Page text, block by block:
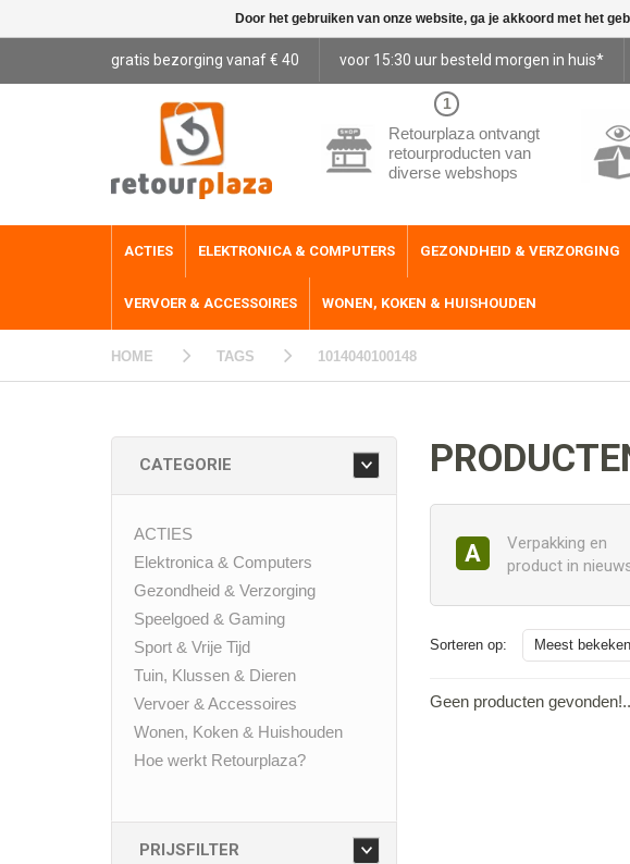
gratis bezorging vanaf € 40 voor 15:30 uur besteld morgen in huis*
1
Retourplaza ontvangt
retourproducten van
diverse webshops
ACTIES ELEKTRONICA & COMPUTERS GEZONDHEID & VERZORGING
VERVOER & ACCESSOIRES WONEN, KOKEN & HUISHOUDEN
HOME TAGS 1014040100148
CATEGORIE
ACTIES
Elektronica & Computers
Gezondheid & Verzorging
Speelgoed & Gaming
Sport & Vrije Tijd
Tuin, Klussen & Dieren
Vervoer & Accessoires
Wonen, Koken & Huishouden
Hoe werkt Retourplaza?
PRIJSFILTER
A
Verpakking en
product in
Sorteren op: Meest bekeken
Geen producten
Door het gebruiken van onze website, ga je akkoord met het